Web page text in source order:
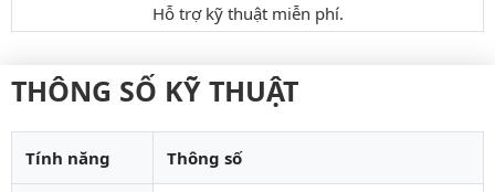
Hỗ trợ kỹ thuật miễn phí.
THÔNG SỐ KỸ THUẬT
Tính năng Thông số